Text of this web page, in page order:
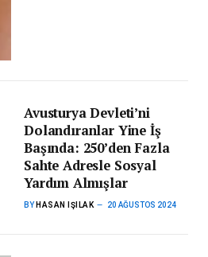
Avusturya Devleti’ni
Dolandıranlar Yine İş
Başında: 250’den Fazla
Sahte Adresle Sosyal
Yardım Almışlar
BY HASAN IŞILAK 20 AĞUSTOS 2024